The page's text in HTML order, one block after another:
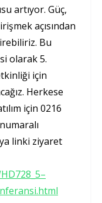
artıyor. Güç,
açısından
Bu
olarak 5.
için
Herkese
için 0216
linki ziyaret